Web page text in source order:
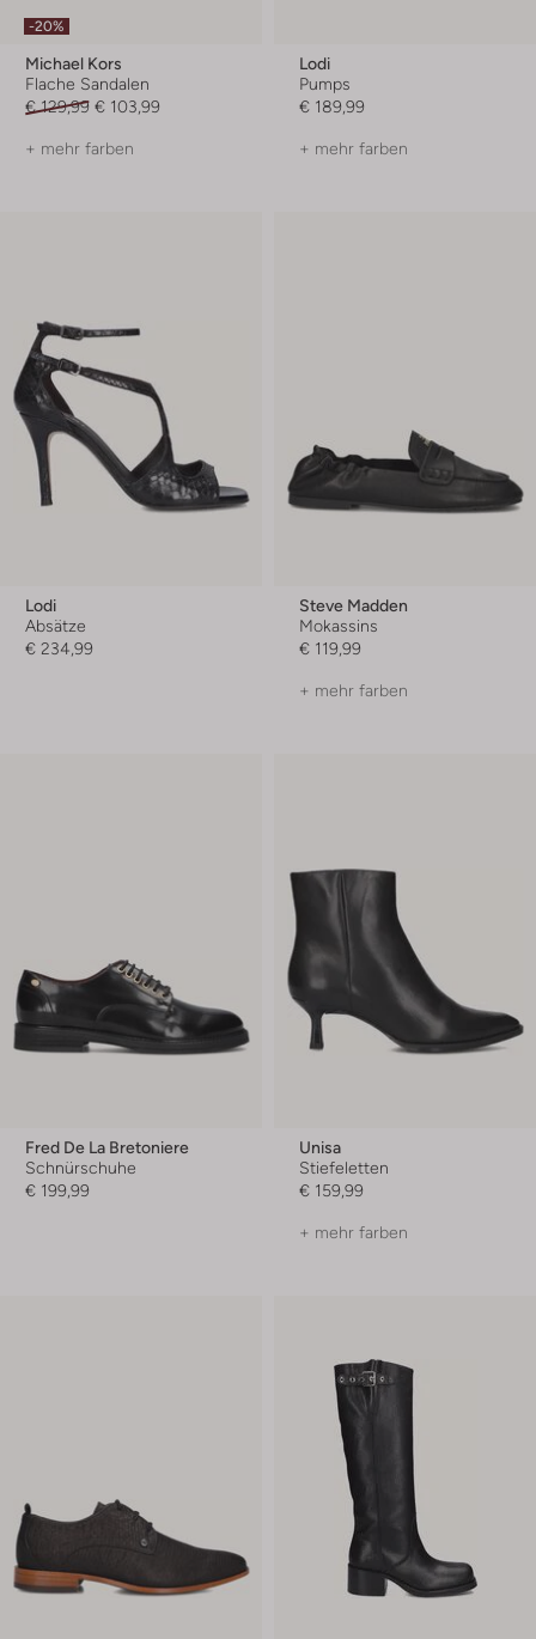
-20%
Michael Kors
Flache Sandalen
€ 129,99 € 103,99
+ mehr farben
Lodi
Pumps
€ 189,99
+ mehr farben
Lodi
Absätze
€ 234,99
Steve Madden
Mokassins
€ 119,99
+ mehr farben
Fred De La Bretoniere
Schnürschuhe
€ 199,99
Unisa
Stiefeletten
€ 159,99
+ mehr farben